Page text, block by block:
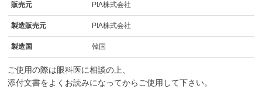
販売元 PIA株式会社
製造販売元 PIA株式会社
製造国 韓国
ご使用の際は眼科医に相談の上、
添付文書をよくお読みになってからご使用して下さい。